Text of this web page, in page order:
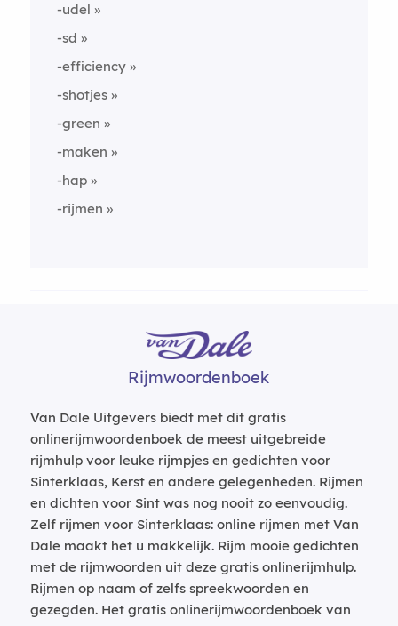
-udel
-sd
-efficiency
-shotjes
-green
-maken
-hap
-rijmen
Rijmwoordenboek
Van Dale Uitgevers biedt met dit gratis
onlinerijmwoordenboek de meest uitgebreide
rijmhulp voor leuke rijmpjes en gedichten voor
Sinterklaas, Kerst en andere gelegenheden. Rijmen
en dichten voor Sint was nog nooit zo eenvoudig.
Zelf rijmen voor Sinterklaas: online rijmen met Van
Dale maakt het u makkelijk. Rijm mooie gedichten
met de rijmwoorden uit deze gratis onlinerijmhulp.
Rijmen op naam of zelfs spreekwoorden en
gezegden. Het gratis onlinerijmwoordenboek van